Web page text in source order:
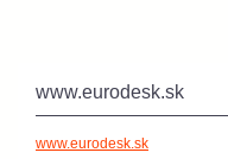
www.eurodesk.sk
www.eurodesk.sk